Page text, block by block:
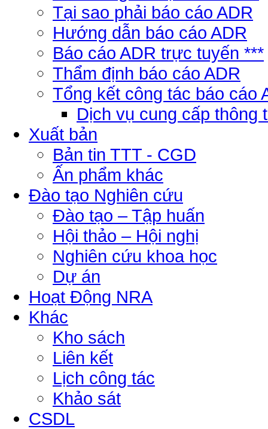
Tại sao phải báo cáo ADR
Hướng dẫn báo cáo ADR
Báo cáo ADR trực tuyến ***
Thẩm định báo cáo ADR
Tổng kết công tác báo cáo
Dịch vụ cung cấp thông
Xuất bản
Bản tin TTT - CGD
Ấn phẩm khác
Đào tạo Nghiên cứu
Đào tạo – Tập huấn
Hội thảo – Hội nghị
Nghiên cứu khoa học
Dự án
Hoạt Động NRA
Khác
Kho sách
Liên kết
Lịch công tác
Khảo sát
CSDL